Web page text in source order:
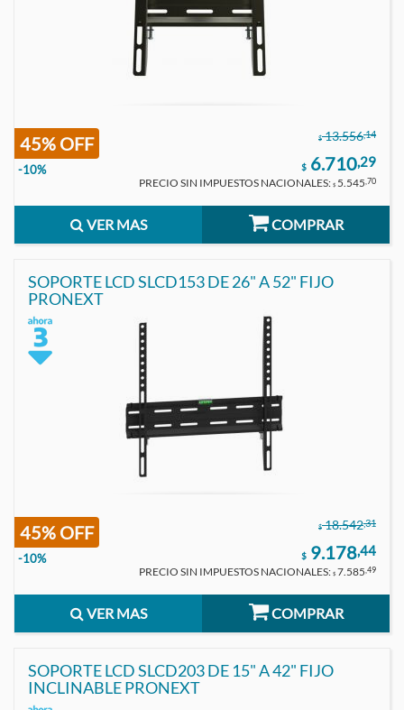
$ 13.556,14
45% OFF
-10% $ 6.710,29
PRECIO SIN IMPUESTOS NACIONALES: $ 5.545,70
VER MAS COMPRAR
SOPORTE LCD SLCD153 DE 26" A 52" FIJO
PRONEXT
$ 18.542,31
45% OFF
-10% $ 9.178,44
PRECIO SIN IMPUESTOS NACIONALES: $ 7.585,49
VER MAS COMPRAR
SOPORTE LCD SLCD203 DE 15" A 42" FIJO
INCLINABLE PRONEXT